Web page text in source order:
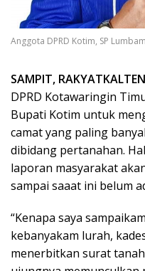
Anggota DPRD Kotim, SP
SAMPIT,
DPRD Kotawaringin
Bupati Kotim untuk
camat yang paling
dibidang pertanahan.
laporan masyarakat
sampai saaat ini belum
“Kenapa saya
kebanyakam lurah,
menerbitkan surat